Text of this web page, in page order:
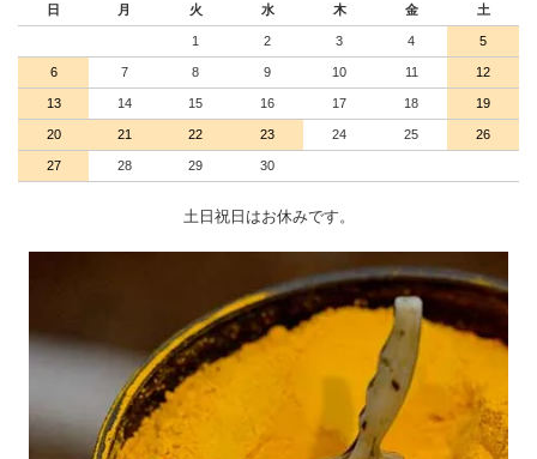
日 月 火 水 木 金 土
1 2 3 4 5
6 7 8 9 10 11 12
13 14 15 16 17 18 19
20 21 22 23 24 25 26
27 28 29 30
土日祝日はお休みです。